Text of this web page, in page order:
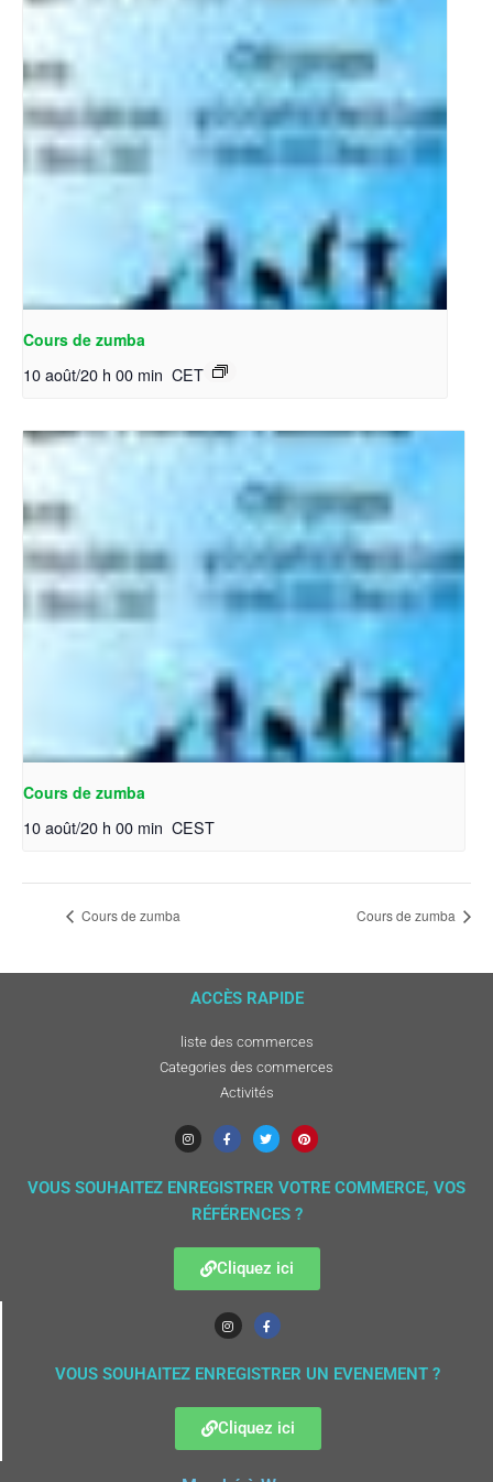
Cours de zumba
10 août/20 h 00 min CET
Cours de zumba
10 août/20 h 00 min CEST
Cours de zumba Cours de zumba
ACCÈS RAPIDE
liste des commerces
Categories des commerces
Activités
VOUS SOUHAITEZ ENREGISTRER VOTRE COMMERCE, VOS
RÉFÉRENCES ?
Cliquez ici
VOUS SOUHAITEZ ENREGISTRER UN EVENEMENT ?
Cliquez ici